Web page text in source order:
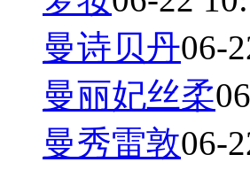
曼诗贝丹06-
曼丽妃丝柔
曼秀雷敦06-